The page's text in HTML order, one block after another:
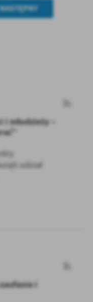
NASTĘPNY
młodzieży –
udział
i